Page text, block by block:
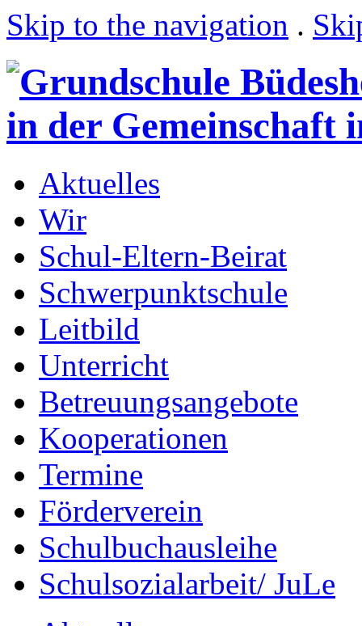
Skip to the navigation .
Aktuelles
Wir
Schul-Eltern-Beirat
Schwerpunktschule
Leitbild
Unterricht
Betreuungsangebote
Kooperationen
Termine
Förderverein
Schulbuchausleihe
Schulsozialarbeit/ JuLe